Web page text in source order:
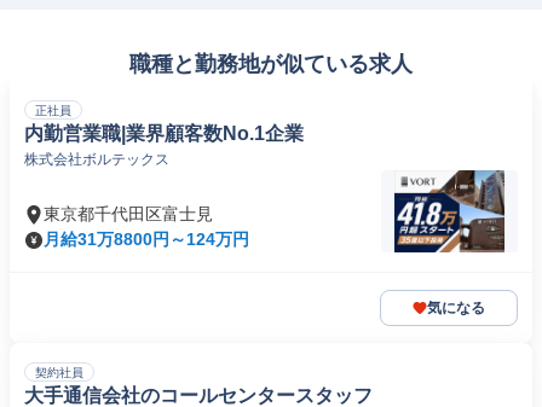
職種と勤務地が似ている求人
正社員
内勤営業職|業界顧客数No.1企業
株式会社ボルテックス
東京都千代田区富士見
月給31万8800円～124万円
気になる
契約社員
大手通信会社のコールセンタースタッフ